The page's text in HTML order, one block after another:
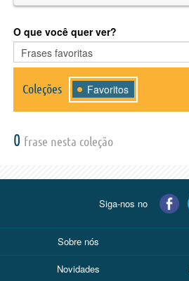
O que você quer ver?
Coleções Favoritos
0 frase nesta coleção
Siga-nos no
Sobre nós
Novidades